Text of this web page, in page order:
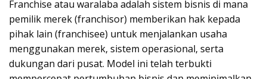
Franchise atau waralaba adalah sistem bisnis di mana
pemilik merek (franchisor) memberikan hak kepada
pihak lain (franchisee) untuk menjalankan usaha
menggunakan merek, sistem operasional, serta
dukungan dari pusat. Model ini telah terbukti